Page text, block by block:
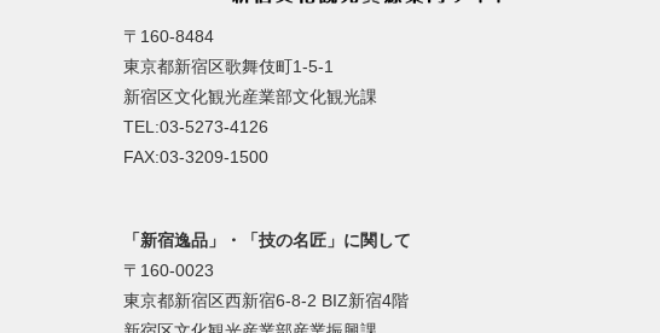
〒160-8484
東京都新宿区歌舞伎町1-5-1
新宿区文化観光産業部文化観光課
TEL:03-5273-4126
FAX:03-3209-1500
「新宿逸品」・「技の名匠」に関して
〒160-0023
東京都新宿区西新宿6-8-2 BIZ新宿4階